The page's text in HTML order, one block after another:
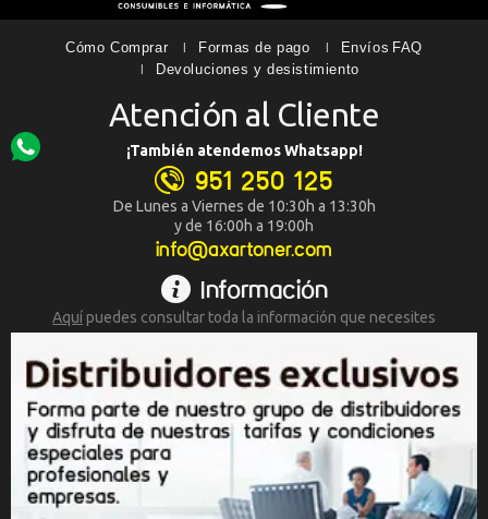
Cómo Comprar Formas de pago Envíos FAQ
Devoluciones y desistimiento
Atención al Cliente
¡También atendemos Whatsapp!
951 250 125
De Lunes a Viernes de 10:30h a 13:30h
y de 16:00h a 19:00h
info@axartoner.com
Información
Aquípuedes consultar toda la información que necesites